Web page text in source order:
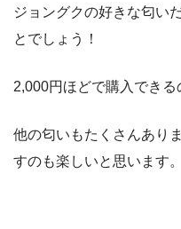
ジョングクの好きな匂い
とでしょう！
2,000円ほどで購入できる
他の匂いもたくさんあり
すのも楽しいと思います。